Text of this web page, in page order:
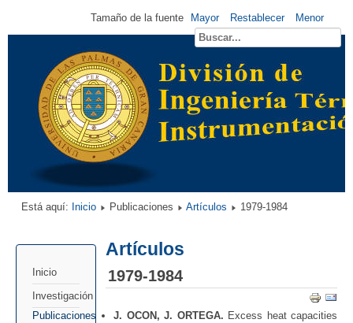
Tamaño de la fuente Mayor Restablecer Menor
Está aquí: Inicio Publicaciones Artículos 1979-1984
Inicio
Investigación
Publicaciones
Artículos
1979-1984
J. OCON, J. ORTEGA. Excess heat capacities